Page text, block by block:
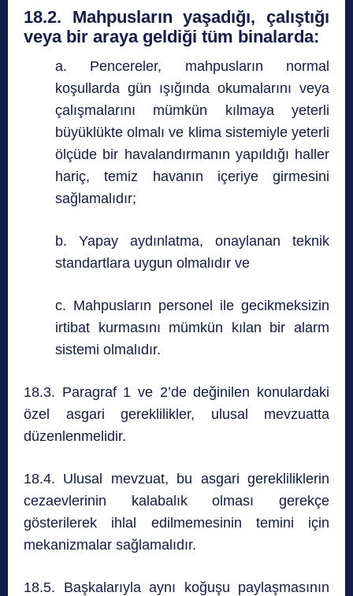
18.2. Mahpusların yaşadığı, çalıştığı
veya bir araya geldiği tüm binalarda:
a. Pencereler, mahpusların normal
koşullarda gün ışığında okumalarını veya
çalışmalarını mümkün kılmaya yeterli
büyüklükte olmalı ve klima sistemiyle yeterli
ölçüde bir havalandırmanın yapıldığı haller
hariç, temiz havanın içeriye girmesini
sağlamalıdır;
b. Yapay aydınlatma, onaylanan teknik
standartlara uygun olmalıdır ve
c. Mahpusların personel ile gecikmeksizin
irtibat kurmasını mümkün kılan bir alarm
sistemi olmalıdır.
18.3. Paragraf 1 ve 2’de değinilen konulardaki
özel asgari gereklilikler, ulusal mevzuatta
düzenlenmelidir.
18.4. Ulusal mevzuat, bu asgari gerekliliklerin
cezaevlerinin kalabalık olması gerekçe
gösterilerek ihlal edilmemesinin temini için
mekanizmalar sağlamalıdır.
18.5. Başkalarıyla aynı koğuşu paylaşmasının